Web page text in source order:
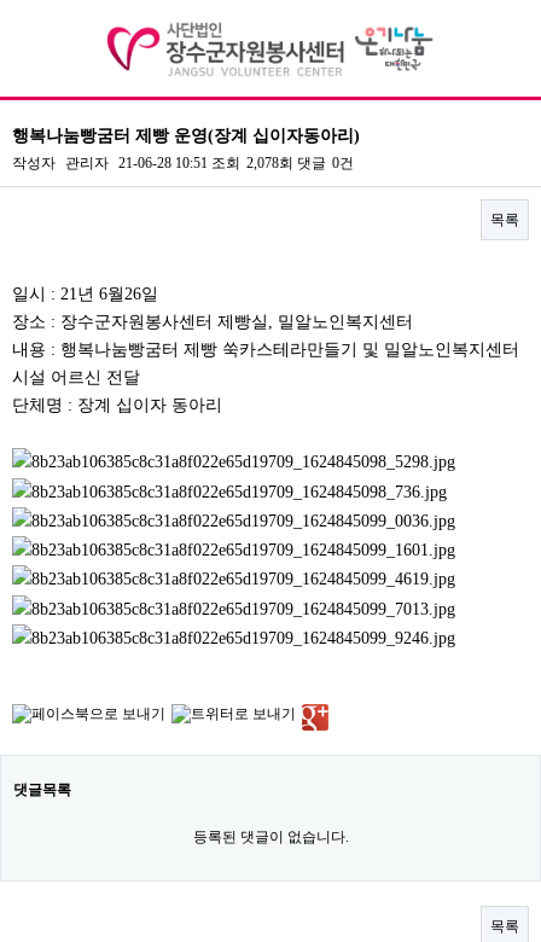
기관소개
비전 및 연혁
조직도
주요사업/협력사업
찾아오시는길
자원봉사
자원봉사란?
자원봉사 신청
활동처 현황
행복나눔빵굼터 제빵 운영(장계 십이자동아리)
작성자 관리자 21-06-28 10:51 조회 2,078회 댓글 0건
목록
일시 : 21년 6월26일
장소 : 장수군자원봉사센터 제빵실, 밀알노인복지센터
내용 : 행복나눔빵굼터 제빵 쑥카스테라만들기 및 밀알노인복지센터
시설 어르신 전달
단체명 : 장계 십이자 동아리
댓글목록
등록된 댓글이 없습니다.
목록